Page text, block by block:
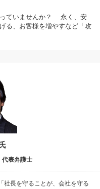
っていませんか？ 永く、安
る、お客様を増やすなど「攻
表弁護士
長を守ることが、会社を守る